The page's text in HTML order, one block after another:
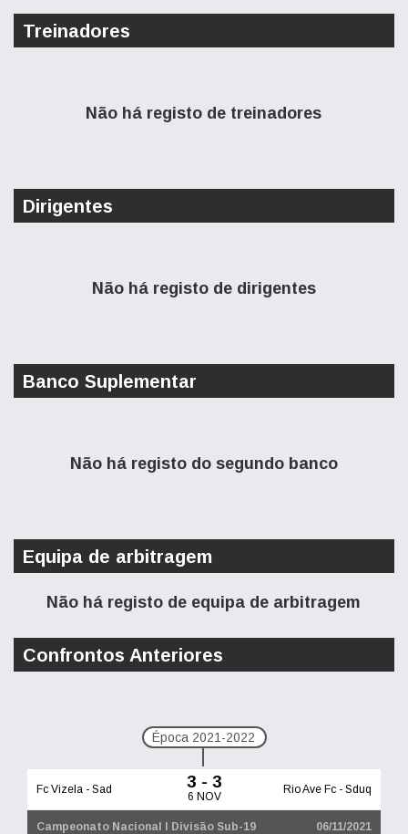
Treinadores
Não há registo de treinadores
Dirigentes
Não há registo de dirigentes
Banco Suplementar
Não há registo do segundo banco
Equipa de arbitragem
Não há registo de equipa de arbitragem
Confrontos Anteriores
Época 2021-2022
Fc Vizela - Sad 3 - 3
6 NOV
Rio Ave Fc - Sduq
Campeonato Nacional I Divisão Sub-19 06/11/2021